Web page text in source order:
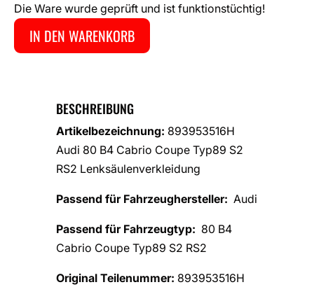
Die Ware wurde geprüft und ist funktionstüchtig!
IN DEN WARENKORB
BESCHREIBUNG
Artikelbezeichnung: 893953516H
Audi 80 B4 Cabrio Coupe Typ89 S2
RS2 Lenksäulenverkleidung
Passend für Fahrzeughersteller: Audi
Passend für Fahrzeugtyp: 80 B4
Cabrio Coupe Typ89 S2 RS2
Original Teilenummer: 893953516H